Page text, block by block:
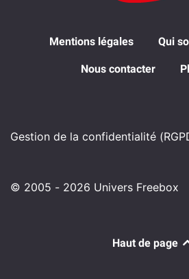
Mentions légales Qui
Nous contacter
Gestion de la confidentialité
© 2005 - 2026 Univers Freebox
Haut de page